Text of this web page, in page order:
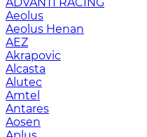
Aeolus
Aeolus Henan
AEZ
Akrapovic
Alcasta
Alutec
Amtel
Antares
Aosen